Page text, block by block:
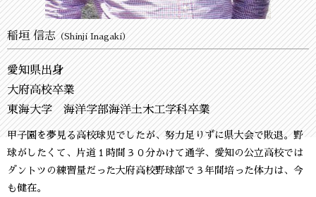
稲垣 信志（Shinji Inagaki）
愛知県出身
大府高校卒業
東海大学 海洋学部海洋土木工学科卒業
甲子園を夢見る高校球児でしたが、努力足りずに県大会で敗退。野
球がしたくて、片道１時間３０分かけて通学、愛知の公立高校では
ダントツの練習量だった大府高校野球部で３年間培った体力は、今
も健在。